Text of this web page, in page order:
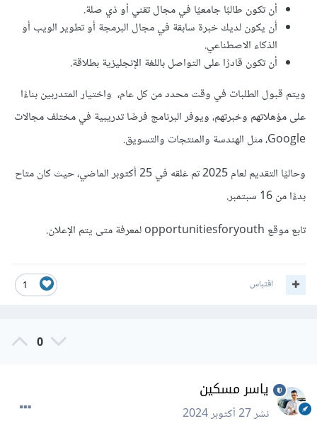
أن تكون طالبًا جامعيًا في مجال تقني أو ذي صلة.
أن يكون لديك خبرة سابقة في مجال البرمجة أو تطوير الويب أو
الذكاء الاصطناعي.
أن تكون قادرًا على التواصل باللغة الإنجليزية بطلاقة.
ويتم قبول الطلبات في وقت محدد من كل عام، واختيار المتدربين بناءًا
على مؤهلاتهم وخبرتهم، ويوفر البرنامج فرصًا تدريبية في مختلف مجالات
Google، مثل الهندسة والمنتجات والتسويق.
وحاليًا التقديم لعام 2025 تم غلقه في 25 أكتوبر الماضي، حيث كان متاح
بدءًا من 16 سبتمبر.
تابع موقع opportunitiesforyouth لمعرفة متى يتم الإعلان.
1 اقتباس
0
ياسر مسكين
نشر27 أكتوبر 2024